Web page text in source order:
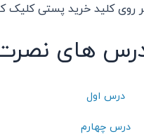
بر روی کلید خرید پستی
های
درس اول
درس چهارم